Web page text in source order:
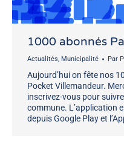
1000 abonnés
Actualités, Municipalité Par
Aujourd’hui on fête nos
Pocket Villemandeur.
inscrivez-vous pour
commune. L’application
depuis Google Play et